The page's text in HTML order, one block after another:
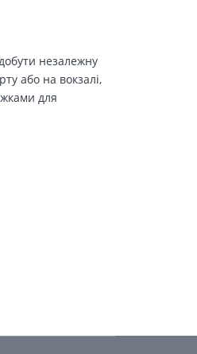
незалежну
або на вокзалі,
для